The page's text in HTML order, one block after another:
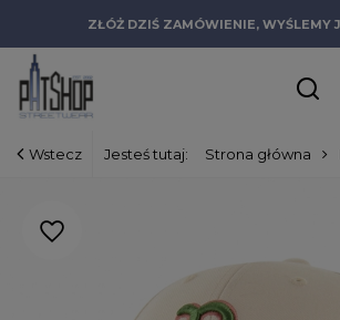
ZŁÓŻ DZIŚ ZAMÓWIENIE, WYŚLEMY
Wstecz Jesteś tutaj: Strona główna